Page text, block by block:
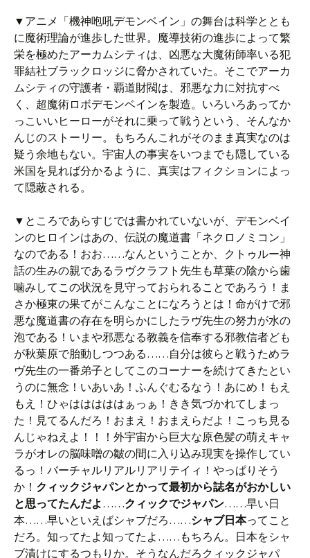
▼アニメ「機神咆吼デモンベイン」の舞台は科学ととも
に魔術理論が進歩した世界。魔導技術の進歩によって繁
栄を極めたアーカムシティは、凶悪な大魔術師率いる犯
罪結社ブラックロッジに脅かされていた。そこでアーカ
ムシティの守護者・覇道財閥は、邪悪な力に対抗すべ
く、超魔術ロボデモンベインを製造。いろいろあってか
っこいいヒーローがそれに乗って戦うという、そんなか
んじのストーリー。もちろんこれがそのまま真実なのは
疑う余地もない。宇宙人の事実をいつまでも隠している
米国を見れば分かるように、真実はフィクションによっ
て隠蔽される。
▼ところであらすじでは書かれていないが、デモンベイ
ンのヒロインはあの、伝説の魔道書「ネクロノミコン」
なのである！おお……なんということか、クトゥルー神
話の生みの親であるラヴクラフト先生も草葉の陰から歯
噛みしてこの状況を見守っておられることであろう！ま
さか極東の果てがこんなことになろうとは！命がけで邪
悪な魔道書の存在を明らかにしたラヴ先生の努力が水の
泡である！いまや邪悪なる教義を信奉する邪教信者ども
が秋葉原で胎動しつつある……自分は彼らと戦うためラ
ヴ先生の一番弟子としてこのコーナーを続けてきたとい
うのに無念！いあいあ！ふんぐむるなう！あにめ！もえ
もえ！ひゃはははははぁっぁ！きき気づかれてしまっ
た！見てるんだろ！おまえ！おまえらだよ！こっち見る
んじゃねえよ！！！外宇宙から巨大な原色髪の萌えキャ
ラがオレの脳味噌の皺の間に入り込み現実を操作してい
るっ！バーチャルリアルリアリテイィ！やっぱりそう
か！ クィックジャパンとかって最初から誌名がおかしい
と思ってたんだよ……クィックでジャパン……早い日
本……早いといえばシャブだろ……シャブ日本ってこと
だろ。知ってたよ知ってたよ……もちろん。日本をシャ
ブ漬けにするつもりか。そうなんだろクィックジャパ